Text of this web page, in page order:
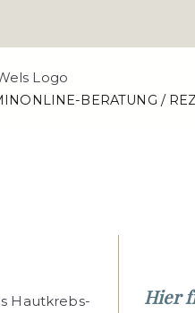
Alex Jakob Kilbertus -
ONLINE-BERATUNG /
Hautkrebs-
Hier